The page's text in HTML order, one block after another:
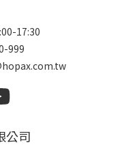
17:30
999
公司